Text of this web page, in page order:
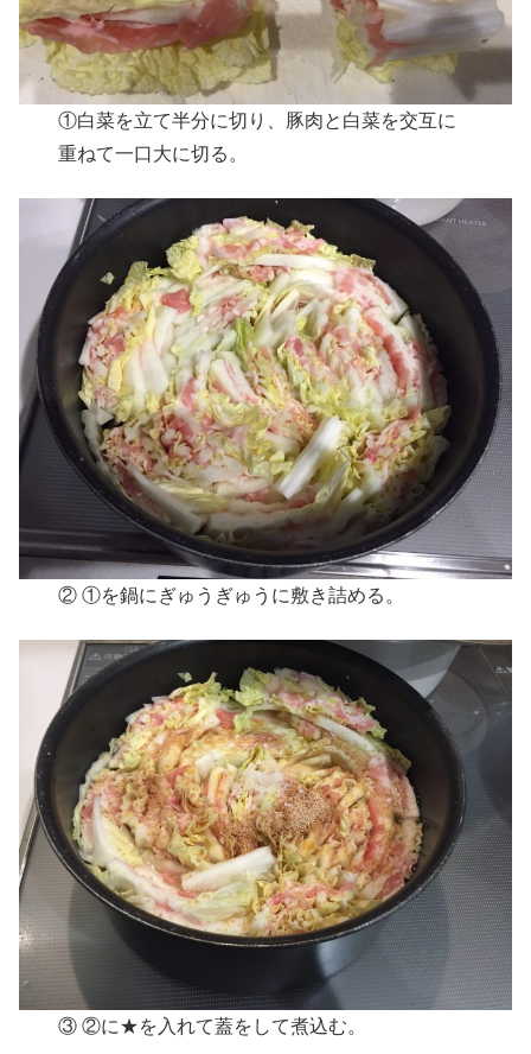
①白菜を立て半分に切り、豚肉と白菜を交互に
重ねて一口大に切る。
② ①を鍋にぎゅうぎゅうに敷き詰める。
③ ②に★を入れて蓋をして煮込む。